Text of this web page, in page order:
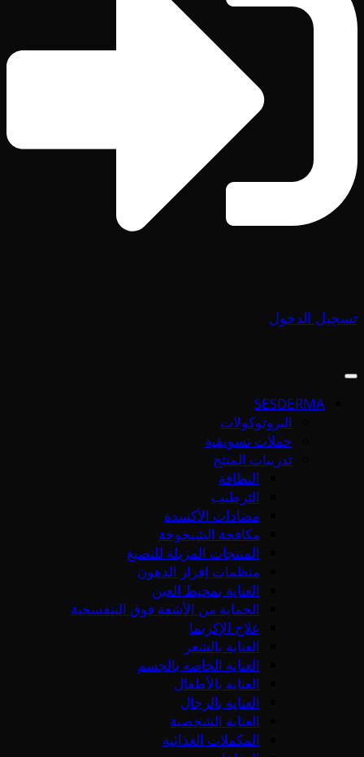
تسجيل الدخول
SESDERMA
البروتوكولات
حملات تسويقية
تدريبات المنتج
النظافة
الترطيب
مضادات الأكسدة
مكافحة الشيخوخة
المنتجات المزيلة للتصبغ
منظمات إفراز الدهون
العناية بمحيط العين
الحماية من الأشعة فوق البنفسجية
علاج الإكزيما
العناية بالشعر
العناية الخاصة بالجسم
العناية بالأطفال
العناية بالرجال
العناية الشخصية
المكملات الغذائية